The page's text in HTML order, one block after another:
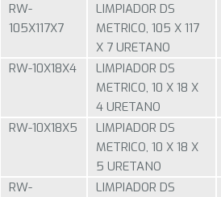
RW-
105X117X7
LIMPIADOR DS
METRICO, 105 X 117
X 7 URETANO
RW-10X18X4
LIMPIADOR DS
METRICO, 10 X 18 X
4 URETANO
RW-10X18X5
LIMPIADOR DS
METRICO, 10 X 18 X
5 URETANO
RW-
LIMPIADOR DS